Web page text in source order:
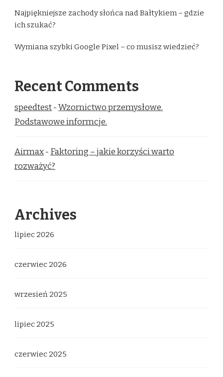
Najpiękniejsze zachody słońca nad Bałtykiem – gdzie
ich szukać?
Wymiana szybki Google Pixel – co musisz wiedzieć?
Recent Comments
speedtest-Wzornictwo przemysłowe.
Podstawowe informcje.
Airmax- Faktoring – jakie korzyści warto
rozważyć?
Archives
lipiec 2026
czerwiec 2026
wrzesień 2025
lipiec 2025
czerwiec 2025